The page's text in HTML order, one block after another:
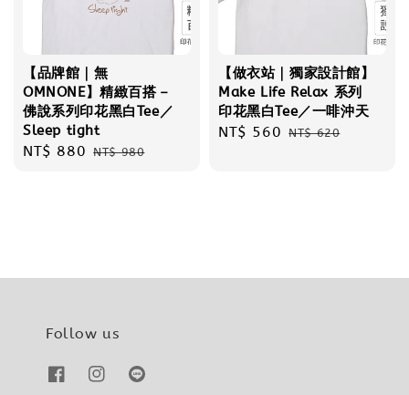
【品牌館｜無
OMNONE】精緻百搭－
佛說系列印花黑白Tee／
Sleep tight
Sale
NT$ 880 Regular
NT$ 980
【做衣站｜獨家設計館】
Make Life Relax 系列
印花黑白Tee／一啡沖天
Sale
NT$ 560 Regular
NT$ 620
Follow us